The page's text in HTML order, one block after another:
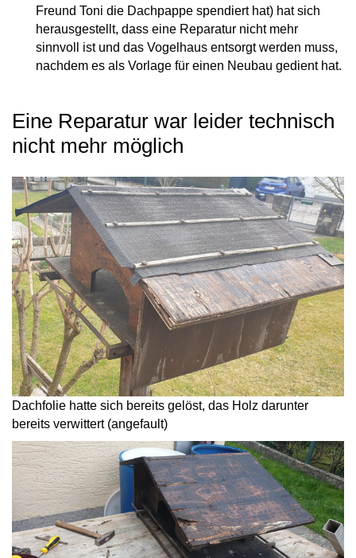
Freund Toni die Dachpappe spendiert hat) hat sich
herausgestellt, dass eine Reparatur nicht mehr
sinnvoll ist und das Vogelhaus entsorgt werden muss,
nachdem es als Vorlage für einen Neubau gedient hat.
Eine Reparatur war leider technisch
nicht mehr möglich
Dachfolie hatte sich bereits gelöst, das Holz darunter
bereits verwittert (angefault)